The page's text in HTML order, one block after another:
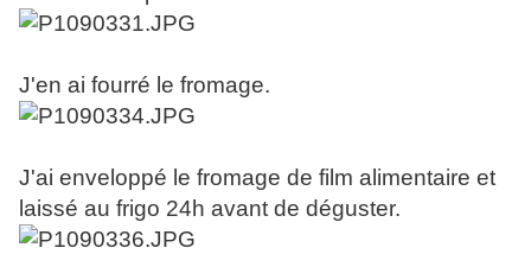
J'en ai fourré le fromage.
J'ai enveloppé le fromage de film alimentaire et
laissé au frigo 24h avant de déguster.